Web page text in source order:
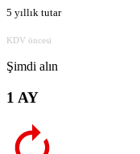
5 yıllık tutar
KDV öncesi
Şimdi alın
1 AY